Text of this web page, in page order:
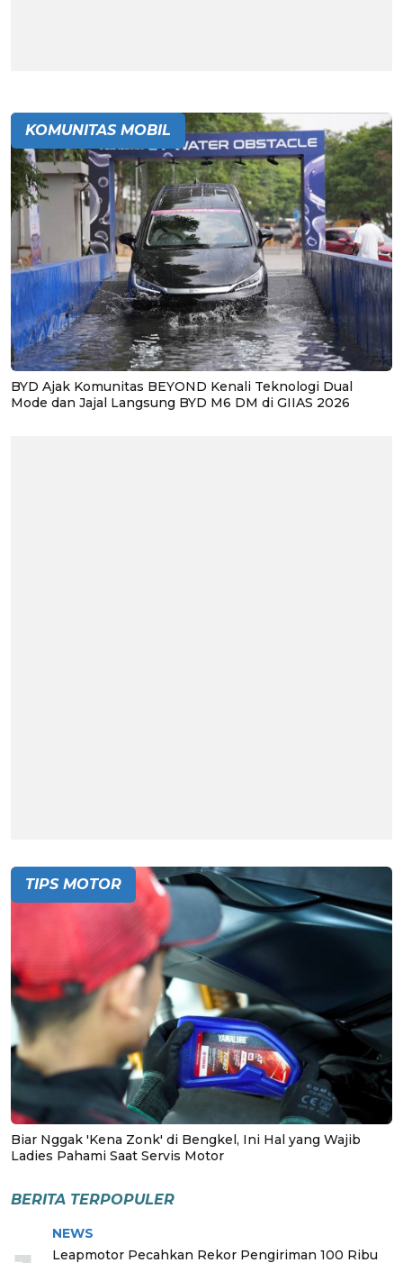
KOMUNITAS MOBIL
BYD Ajak Komunitas BEYOND Kenali Teknologi Dual
Mode dan Jajal Langsung BYD M6 DM di GIIAS 2026
TIPS MOTOR
Biar Nggak 'Kena Zonk' di Bengkel, Ini Hal yang Wajib
Ladies Pahami Saat Servis Motor
BERITA TERPOPULER
NEWS
Leapmotor Pecahkan Rekor Pengiriman 100 Ribu